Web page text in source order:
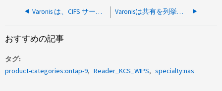
Varonis は、CIFS サーバーを NetApp タイプとして構成すると、fpolicy Vserver を検出できません。 Varonisは共有を列挙できません
おすすめの記事
タグ
product-categories:ontap-9
Reader_KCS_WIPS specialty:nas